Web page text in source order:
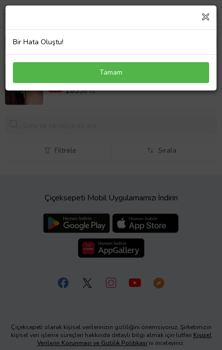
Kutup Yıldızı Şekilli Kadın Küpe Çift Adet Gümüş
Kaplama El Yapımı Küpe
%60 424,98 TL
169,99 TL
Filtrele Sırala
Çiçeksepeti Mobil Uygulamamızı İndirin
Çiçeksepeti olarak kişisel verilerinizin gizliliğini önemsiyoruz. Şirketimizin
kişisel veri işleme süreçleri hakkında detaylı bilgi almak için lütfen Kişisel
Verilerin Korunması ve Gizlilik Politikası’nı inceleyiniz.
Bir Hata Oluştu!
Tamam